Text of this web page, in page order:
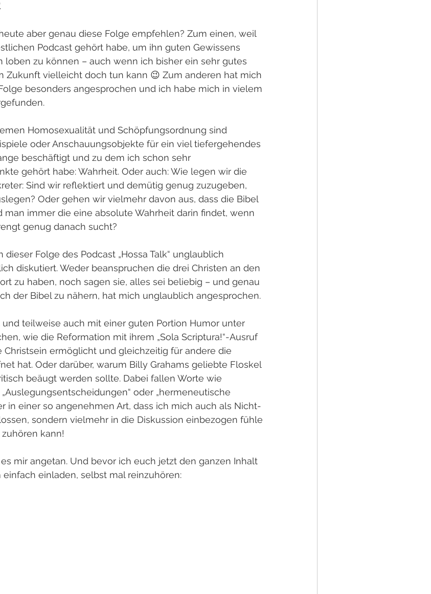
aber genau diese Folge empfehlen? Zum einen, weil
Podcast gehört habe, um ihn guten Gewissens
loben zu können – auch wenn ich bisher ein sehr gutes
Zukunft vielleicht doch tun kann 😉 Zum anderen hat mich
besonders angesprochen und ich habe mich in vielem
Homosexualität und Schöpfungsordnung sind
oder Anschauungsobjekte für ein viel tiefergehendes
beschäftigt und zu dem ich schon sehr
gehört habe: Wahrheit. Oder auch: Wie legen wir die
Sind wir reflektiert und demütig genug zuzugeben,
Oder gehen wir vielmehr davon aus, dass die Bibel
immer die eine absolute Wahrheit darin findet, wenn
genug danach sucht?
Folge des Podcast „Hossa Talk“ unglaublich
diskutiert. Weder beanspruchen die drei Christen an den
zu haben, noch sagen sie, alles sei beliebig – und genau
der Bibel zu nähern, hat mich unglaublich angesprochen.
teilweise auch mit einer guten Portion Humor unter
wie die Reformation mit ihrem „Sola Scriptura!“-Ausruf
ermöglicht und gleichzeitig für andere die
hat. Oder darüber, warum Billy Grahams geliebte Floskel
beäugt werden sollte. Dabei fallen Worte wie
„Auslegungsentscheidungen“ oder „hermeneutische
in einer so angenehmen Art, dass ich mich auch als Nicht-
sondern vielmehr in die Diskussion einbezogen fühle
kann!
mir angetan. Und bevor ich euch jetzt den ganzen Inhalt
einladen, selbst mal reinzuhören: